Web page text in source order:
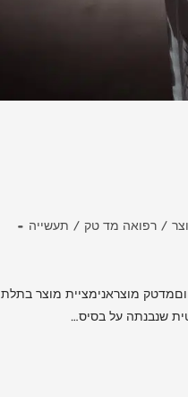
/ רפואה מד טק / תעשייה
מוצראנימציית מוצר בתלת